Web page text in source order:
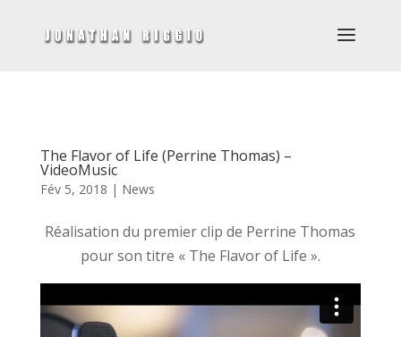
The Flavor of Life (Perrine Thomas) –
VideoMusic
Fév 5, 2018 | News
Réalisation du premier clip de Perrine Thomas
pour son titre « The Flavor of Life ».